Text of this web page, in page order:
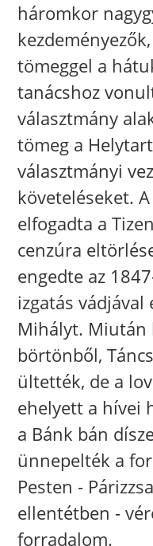
háromkor
tömeggel a
tanácshoz
választmány
tömeg a
választmányi
követeléseket.
elfogadta a
cenzúra
engedte az
izgatás vádjával
Mihályt. Miután
börtönből,
ültették, de a
ehelyett a hívei
a Bánk bán
ünnepelték a
Pesten -
ellentétben -
forradalom.